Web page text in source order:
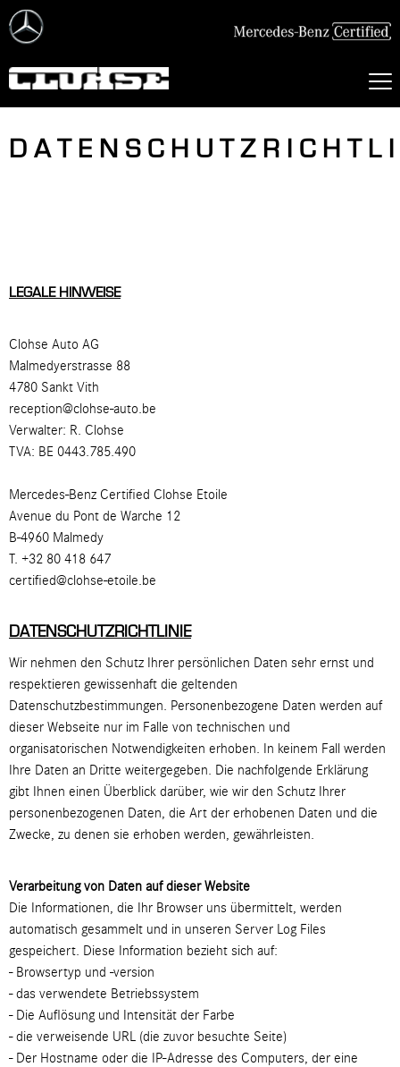
LEGALE HINWEISE
Clohse Auto AG
Malmedyerstrasse 88
4780 Sankt Vith
reception@clohse-auto.be
Verwalter: R. Clohse
TVA: BE 0443.785.490
Mercedes-Benz Certified Clohse Etoile
Avenue du Pont de Warche 12
B-4960 Malmedy
T. +32 80 418 647
certified@clohse-etoile.be
DATENSCHUTZRICHTLINIE
Wir nehmen den Schutz Ihrer persönlichen Daten sehr ernst und
respektieren gewissenhaft die geltenden
Datenschutzbestimmungen. Personenbezogene Daten werden auf
dieser Webseite nur im Falle von technischen und
organisatorischen Notwendigkeiten erhoben. In keinem Fall werden
Ihre Daten an Dritte weitergegeben. Die nachfolgende Erklärung
gibt Ihnen einen Überblick darüber, wie wir den Schutz Ihrer
personenbezogenen Daten, die Art der erhobenen Daten und die
Zwecke, zu denen sie erhoben werden, gewährleisten.
Verarbeitung von Daten auf dieser Website
Die Informationen, die Ihr Browser uns übermittelt, werden
automatisch gesammelt und in unseren Server Log Files
gespeichert. Diese Information bezieht sich auf:
- Browsertyp und -version
- das verwendete Betriebssystem
- Die Auflösung und Intensität der Farbe
- die verweisende URL (die zuvor besuchte Seite)
- Der Hostname oder die IP-Adresse des Computers, der eine